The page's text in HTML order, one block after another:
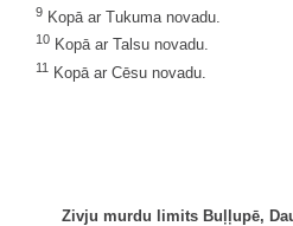
9 Kopā ar Tukuma novadu.
10 Kopā ar Talsu novadu.
11 Kopā ar Cēsu novadu.
Zivju murdu limits Buļļupē,